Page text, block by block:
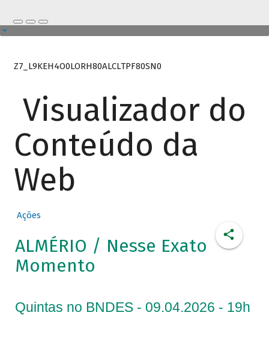
Z7_L9KEH4O0LORH80ALCLTPF80SN0
Visualizador do
Conteúdo da
Web
Ações
ALMÉRIO / Nesse Exato
Momento
Quintas no BNDES - 09.04.2026 - 19h